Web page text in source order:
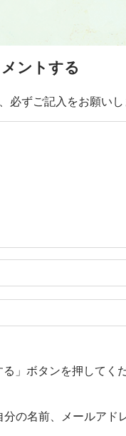
ントする
ずご記入をお願いし
」ボタンを押してくだ
の名前、メールアド